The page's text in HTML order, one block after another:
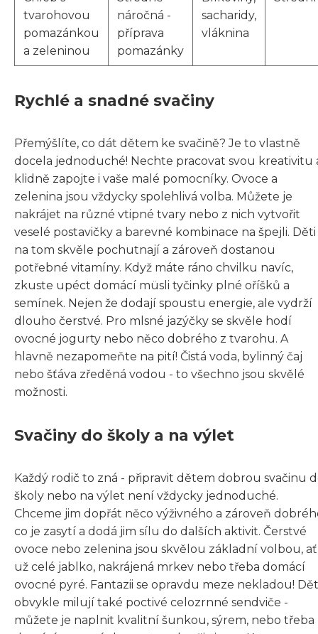
tvarohovou
pomazánkou
a zeleninou
náročná -
příprava
pomazánky
sacharidy,
vláknina
Rychlé a snadné svačiny
Přemýšlíte, co dát dětem ke svačině? Je to vlastně
docela jednoduché! Nechte pracovat svou kreativitu
klidně zapojte i vaše malé pomocníky. Ovoce a
zelenina jsou vždycky spolehlivá volba. Můžete je
nakrájet na různé vtipné tvary nebo z nich vytvořit
veselé postavičky a barevné kombinace na špejli. Děti
na tom skvěle pochutnají a zároveň dostanou
potřebné vitamíny. Když máte ráno chvilku navíc,
zkuste upéct domácí müsli tyčinky plné oříšků a
semínek. Nejen že dodají spoustu energie, ale vydrží
dlouho čerstvé. Pro mlsné jazýčky se skvěle hodí
ovocné jogurty nebo něco dobrého z tvarohu. A
hlavně nezapomeňte na pití! Čistá voda, bylinný čaj
nebo šťáva zředěná vodou - to všechno jsou skvělé
možnosti.
Svačiny do školy a na výlet
Každý rodič to zná - připravit dětem dobrou svačinu
školy nebo na výlet není vždycky jednoduché.
Chceme jim dopřát něco výživného a zároveň
co je zasytí a dodá jim sílu do dalších aktivit. Čerstvé
ovoce nebo zelenina jsou skvělou základní volbou, ať
už celé jablko, nakrájená mrkev nebo třeba domácí
ovocné pyré. Fantazii se opravdu meze nekladou!
obvykle milují také poctivé celozrnné sendviče -
můžete je naplnit kvalitní šunkou, sýrem, nebo třeba